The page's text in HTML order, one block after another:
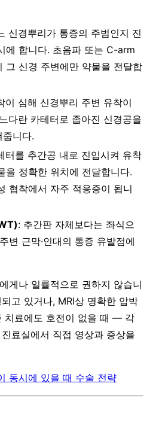
신경뿌리가 통증의 주범인지 진
에 합니다. 초음파 또는 C-arm
그 신경 주변에만 약물을 전달합
이 심해 신경뿌리 주변 유착이
다란 카테터로 좁아진 신경공을
니다.
터를 추간공 내로 진입시켜 유착
을 정확한 위치에 전달합니다.
협착에서 자주 적응증이 됩니
: 추간판 자체보다는 좌식으
변 근막·인대의 통증 유발점에
게나 일률적으로 권하지 않습니
고 있거나, MRI상 명확한 압박
치료에도 호전이 없을 때 — 각
료실에서 직접 영상과 증상을
동시에 있을 때 수술 전략